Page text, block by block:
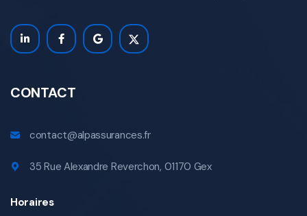
CONTACT
contact@alpassurances.fr
35 Rue Alexandre Reverchon, 01170 Gex
Horaires